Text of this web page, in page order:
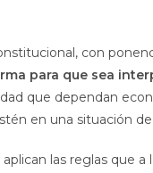
con
para que sea
que dependan
en una situación
las reglas que